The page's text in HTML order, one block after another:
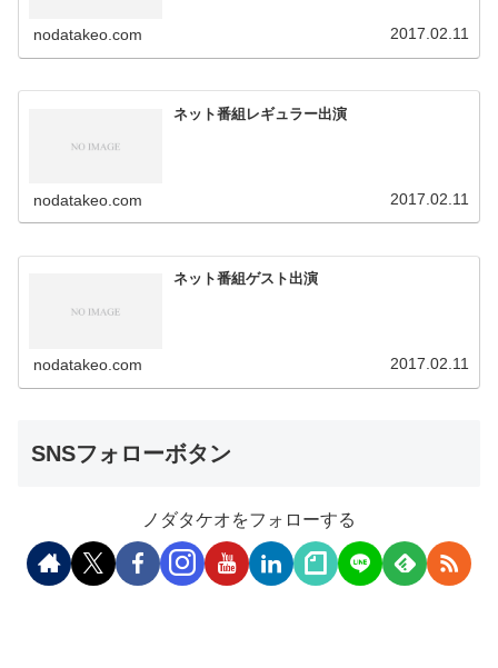
nodatakeo.com 2017.02.11
ネット番組レギュラー出演
nodatakeo.com 2017.02.11
ネット番組ゲスト出演
nodatakeo.com 2017.02.11
SNSフォローボタン
ノダタケオをフォローする